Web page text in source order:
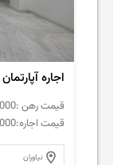
اجاره آپارتمان 150 متر نیــاوران
قیمت رهن :
قیمت اجاره:
نیاوران